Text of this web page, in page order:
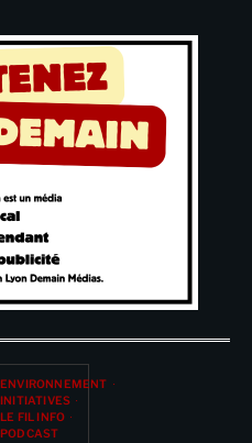
ENVIRONNEMENT
INITIATIVES
LE FIL INFO
PODCAST